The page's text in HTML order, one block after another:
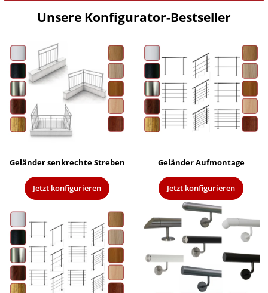
Unsere Konfigurator-Bestseller
Geländer senkrechte Streben
Jetzt konfigurieren
Geländer Aufmontage
Jetzt konfigurieren